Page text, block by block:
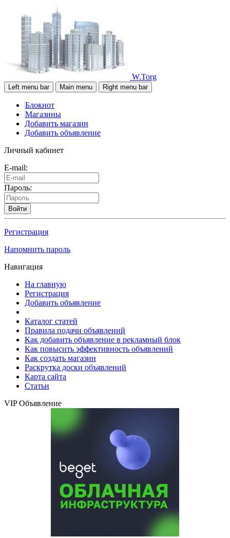
W.Torg
Left menu bar Main menu Right menu bar
Блокнот
Магазины
Добавить магазин
Добавить объявление
Личный кабинет
E-mail:
Пароль:
Войти
Регистрация
Напомнить пароль
Навигация
На главную
Регистрация
Добавить объявление
Каталог статей
Правила подачи объявлений
Как добавить объявление в рекламный блок
Как повысить эффективность объявлений
Как создать магазин
Раскрутка доски объявлений
Карта сайта
Статьи
VIP Объявление